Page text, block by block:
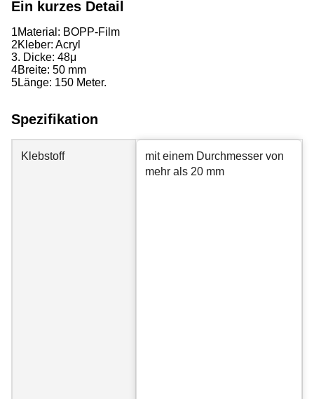
Ein kurzes Detail
1Material: BOPP-Film
2Kleber: Acryl
3. Dicke: 48μ
4Breite: 50 mm
5Länge: 150 Meter.
Spezifikation
Klebstoff
mit einem Durchmesser von
mehr als 20 mm